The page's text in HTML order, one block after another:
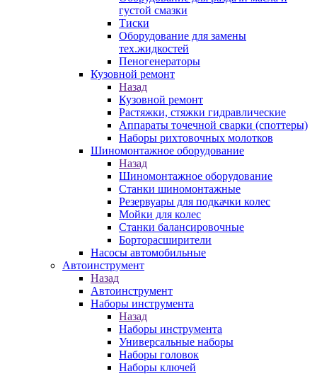
густой смазки
Тиски
Оборудование для замены
тех.жидкостей
Пеногенераторы
Кузовной ремонт
Назад
Кузовной ремонт
Растяжки, стяжки гидравлические
Аппараты точечной сварки (споттеры)
Наборы рихтовочных молотков
Шиномонтажное оборудование
Назад
Шиномонтажное оборудование
Станки шиномонтажные
Резервуары для подкачки колес
Мойки для колес
Станки балансировочные
Борторасширители
Насосы автомобильные
Автоинструмент
Назад
Автоинструмент
Наборы инструмента
Назад
Наборы инструмента
Универсальные наборы
Наборы головок
Наборы ключей